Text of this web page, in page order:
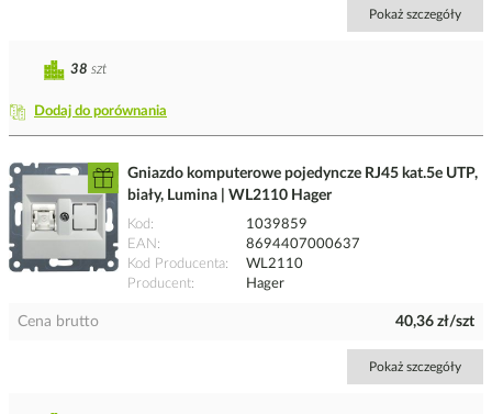
Pokaż szczegóły
Dodaj do porównania
38 szt
Gniazdo komputerowe pojedyncze RJ45 kat.5e UTP,
biały, Lumina | WL2110 Hager
Kod
1039859
EAN
8694407000637
Kod Producenta
WL2110
Producent
Hager
Cena brutto 40,36 zł/szt
Pokaż szczegóły